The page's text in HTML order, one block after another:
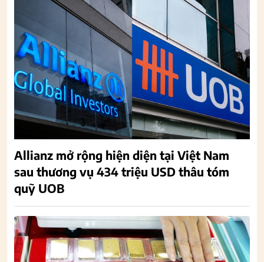
Allianz mở rộng hiện diện tại Việt Nam
sau thương vụ 434 triệu USD thâu tóm
quỹ UOB